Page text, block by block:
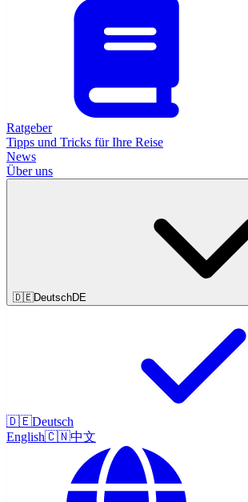
Ratgeber
Tipps und Tricks für Ihre Reise
News
Über uns
🇩🇪DeutschDE
🇩🇪Deutsch
English🇨🇳中文